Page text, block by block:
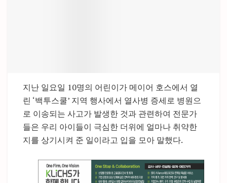
지난 일요일 10명의 어린이가 메이어 호스에서 열
린 ‘백투스쿨’ 지역 행사에서 열사병 증세로 병원으
로 이송되는 사고가 발생한 것과 관련하여 전문가
들은 우리 아이들이 극심한 더위에 얼마나 취약한
지를 상기시켜 준 일이라고 입을 모아 말했다.